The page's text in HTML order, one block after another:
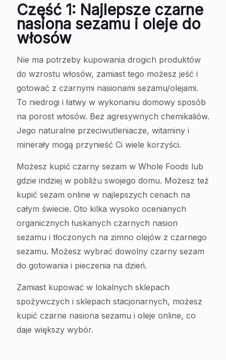
Część 1: Najlepsze czarne
nasiona sezamu i oleje do
włosów
Nie ma potrzeby kupowania drogich produktów
do wzrostu włosów, zamiast tego możesz jeść i
gotować z czarnymi nasionami sezamu/olejami.
To niedrogi i łatwy w wykonaniu domowy sposób
na porost włosów. Bez agresywnych chemikaliów.
Jego naturalne przeciwutleniacze, witaminy i
minerały mogą przynieść Ci wiele korzyści.
Możesz kupić czarny sezam w Whole Foods lub
gdzie indziej w pobliżu swojego domu. Możesz też
kupić sezam online w najlepszych cenach na
całym świecie. Oto kilka wysoko ocenianych
organicznych łuskanych czarnych nasion
sezamu i tłoczonych na zimno olejów z czarnego
sezamu. Możesz wybrać dowolny czarny sezam
do gotowania i pieczenia na dzień.
Zamiast kupować w lokalnych sklepach
spożywczych i sklepach stacjonarnych, możesz
kupić czarne nasiona sezamu i oleje online, co
daje większy wybór.